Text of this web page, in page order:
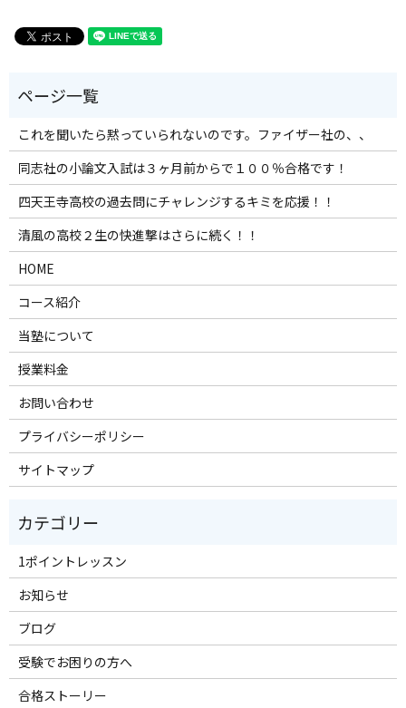
これを聞いたら黙っていられないのです。ファイザー社の、、
同志社の小論文入試は３ヶ月前からで１００％合格です！
四天王寺高校の過去問にチャレンジするキミを応援！！
清風の高校２生の快進撃はさらに続く！！
HOME
コース紹介
当塾について
授業料金
お問い合わせ
プライバシーポリシー
サイトマップ
1ポイントレッスン
お知らせ
ブログ
受験でお困りの方へ
合格ストーリー